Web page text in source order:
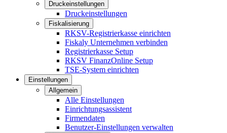
Druckeinstellungen
Druckeinstellungen
Fiskalisierung
RKSV-Registrierkasse einrichten
Fiskaly Unternehmen verbinden
Registrierkasse Setup
RKSV FinanzOnline Setup
TSE-System einrichten
Einstellungen
Allgemein
Alle Einstellungen
Einrichtungsassistent
Firmendaten
Benutzer-Einstellungen verwalten